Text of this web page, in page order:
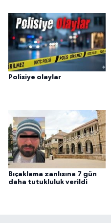
Polisiye olaylar
Bıçaklama zanlısına 7 gün
daha tutukluluk verildi